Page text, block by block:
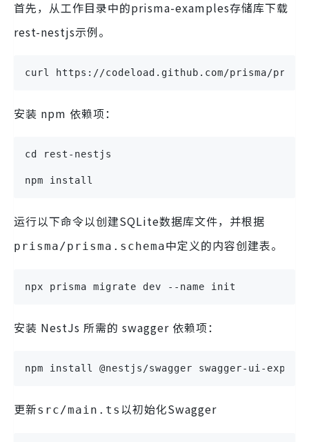
首先，从工作目录中的prisma-examples存储库下载
rest-nestjs示例。
curl https://codeload.github.com/prisma/
安装 npm 依赖项：
cd rest-nestjs
npm install
运行以下命令以创建SQLite数据库文件，并根据
prisma/prisma.schema中定义的内容创建表。
npx prisma migrate dev --name init
安装 NestJs 所需的 swagger 依赖项：
npm install @nestjs/swagger swagger-ui-
更新src/main.ts 以初始化Swagger